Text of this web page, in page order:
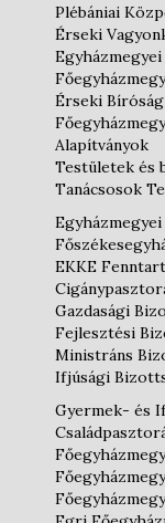
Plébániai
Érseki
Érseki Bíróság
Alapítványok
Testületek és
Tanácsosok
EKKE
Gazdasági
Fejlesztési
Ministráns
Ifjúsági
Gyermek- és